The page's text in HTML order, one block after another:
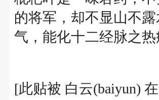
的将军，却不显山不
气，能化十二经脉之
[此贴被 白云(baiyun)